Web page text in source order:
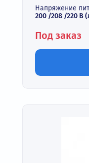
Напряжение
200 /208 /220 В
Под заказ